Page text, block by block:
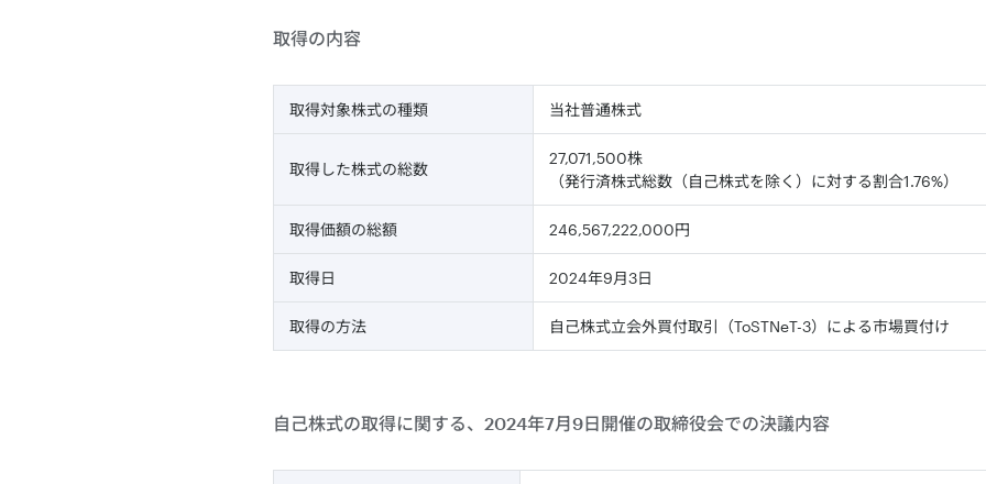
取得の内容
取得対象株式の種類 当社普通株式
取得した株式の総数
27,071,500株
（発行済株式総数（自己株式を除く）に対する割合1.76%）
取得価額の総額 246,567,222,000円
取得日 2024年9月3日
取得の方法 自己株式立会外買付取引（ToSTNeT-3）による市場買付け
自己株式の取得に関する、2024年7月9日開催の取締役会での決議内容